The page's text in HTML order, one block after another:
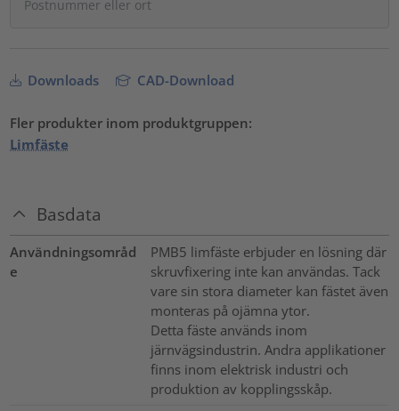
Downloads CAD-Download
Fler produkter inom produktgruppen:
Limfäste
Basdata
Användningsområd
e
PMB5 limfäste erbjuder en lösning där
skruvfixering inte kan användas. Tack
vare sin stora diameter kan fästet även
monteras på ojämna ytor.
Detta fäste används inom
järnvägsindustrin. Andra applikationer
finns inom elektrisk industri och
produktion av kopplingsskåp.